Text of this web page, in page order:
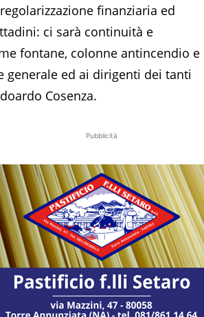
finanziaria ed
ci sarà continuità e
fontane, colonne antincendio e
ed ai dirigenti dei tanti
Cosenza.
Pubblicità